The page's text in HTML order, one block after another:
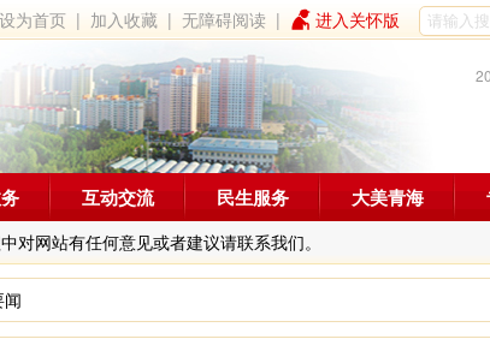
设为首页 | 加入收藏 |无障碍阅读 | 进入关怀版
对网站有任何意见或者建议请联系我们。
互动交流 民生服务 大美青海